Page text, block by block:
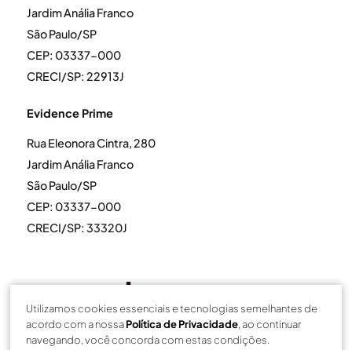
Jardim Anália Franco
São Paulo/SP
CEP: 03337-000
CRECI/SP: 22913J
Evidence Prime
Rua Eleonora Cintra, 280
Jardim Anália Franco
São Paulo/SP
CEP: 03337-000
CRECI/SP: 33320J
Utilizamos cookies essenciais e tecnologias semelhantes de
acordo com a nossaPolítica de Privacidade, ao continuar
navegando, você concorda com estas condições.